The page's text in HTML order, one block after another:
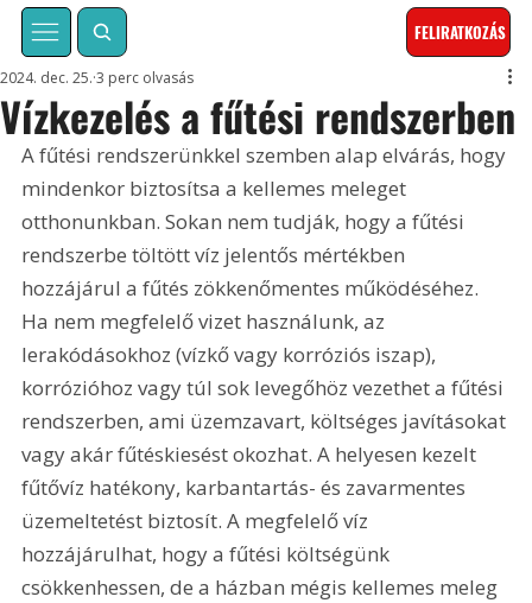
FELIRATKOZÁS
Vízkezelés a fűtési rendszerben
2024. dec. 25. 3 perc olvasás
A fűtési rendszerünkkel szemben alap elvárás, hogy
mindenkor biztosítsa a kellemes meleget
otthonunkban. Sokan nem tudják, hogy a fűtési
rendszerbe töltött víz jelentős mértékben
hozzájárul a fűtés zökkenőmentes működéséhez.
Ha nem megfelelő vizet használunk, az
lerakódásokhoz (vízkő vagy korróziós iszap),
korrózióhoz vagy túl sok levegőhöz vezethet a fűtési
rendszerben, ami üzemzavart, költséges javításokat
vagy akár fűtéskiesést okozhat. A helyesen kezelt
fűtővíz hatékony, karbantartás- és zavarmentes
üzemeltetést biztosít. A megfelelő víz
hozzájárulhat, hogy a fűtési költségünk
csökkenhessen, de a házban mégis kellemes meleg